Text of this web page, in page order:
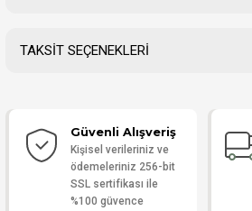
Yorum Yaz
TAKSİT SEÇENEKLERİ
Güvenli Alışveriş
Kişisel verileriniz ve
ödemeleriniz 256-bit
SSL sertifikası ile
%100 güvence